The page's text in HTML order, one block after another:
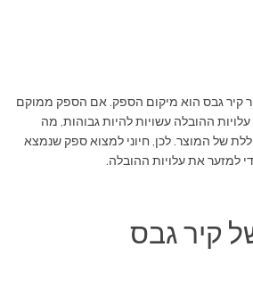
קיר גבס הוא מיקום הספק. אם הספק ממוקם
ההובלה עשויות להיות גבוהות, מה
של המוצר. לכן, חיוני למצוא ספק שנמצא
למזער את עלויות ההובלה.
קיר גבס